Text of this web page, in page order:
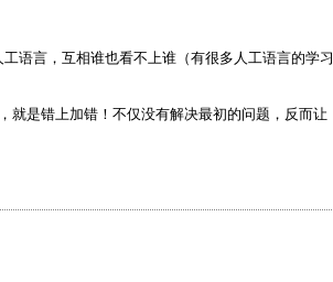
语言，互相谁也看不上谁（有很多人工语言的学习
就是错上加错！不仅没有解决最初的问题，反而让